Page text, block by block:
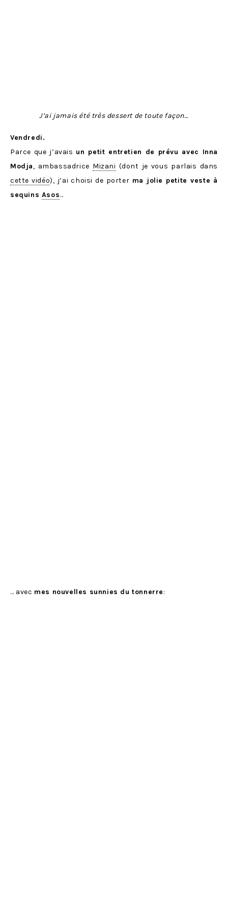
J’ai jamais été très dessert de toute façon…
Vendredi.
Parce que j’avais un petit entretien de prévu avec Inna
Modja, ambassadrice Mizani (dont je vous parlais dans
cette vidéo), j’ai choisi de porter ma jolie petite veste à
sequins Asos…
… avec mes nouvelles sunnies du tonnerre: